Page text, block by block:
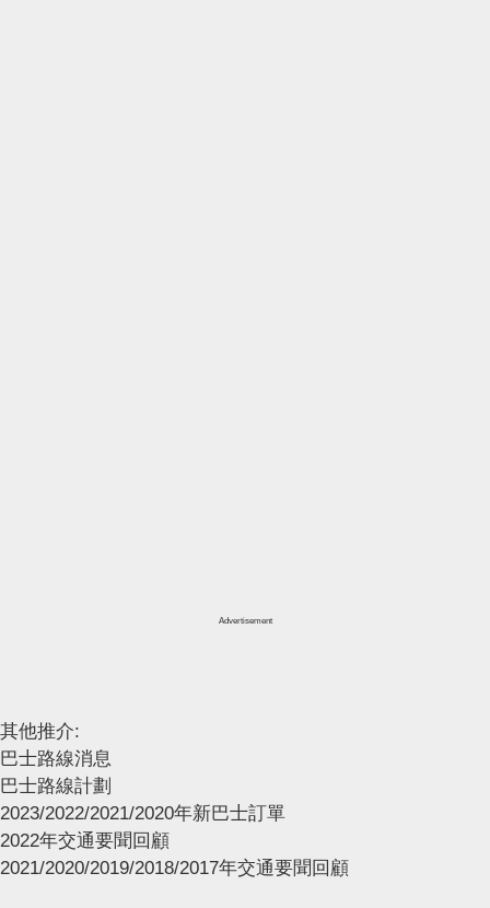
Advertisement
其他推介:
巴士路線消息
巴士路線計劃
2023/2022/2021/2020年新巴士訂單
2022年交通要聞回顧
2021/2020/2019/2018/2017年交通要聞回顧